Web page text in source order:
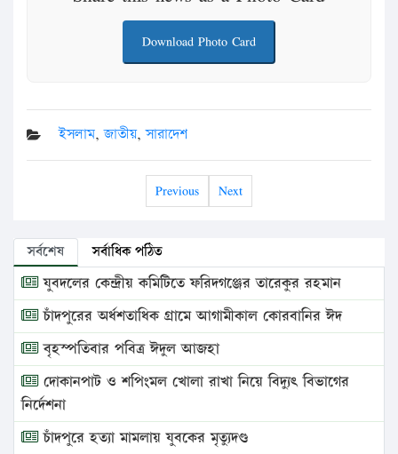
Download Photo Card
ইসলাম,জাতীয়,সারাদেশ
Previous Next
সর্বশেষ সর্বাধিক পঠিত
যুবদলের কেন্দ্রীয় কমিটিতে ফরিদগঞ্জের তারেকুর রহমান
চাঁদপুরের অর্ধশতাধিক গ্রামে আগামীকাল কোরবানির ঈদ
বৃহস্পতিবার পবিত্র ঈদুল আজহা
দোকানপাট ও শপিংমল খোলা রাখা নিয়ে বিদ্যুৎ বিভাগের
নির্দেশনা
চাঁদপুরে হত্যা মামলায় যুবকের মৃত্যুদণ্ড